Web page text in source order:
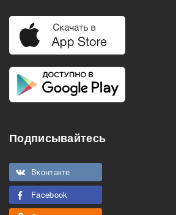
Подписывайтесь
Вконтакте
Facebook